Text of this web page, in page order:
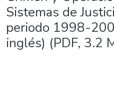
Sistemas de
periodo 1998-
inglés) (PDF, 3.2